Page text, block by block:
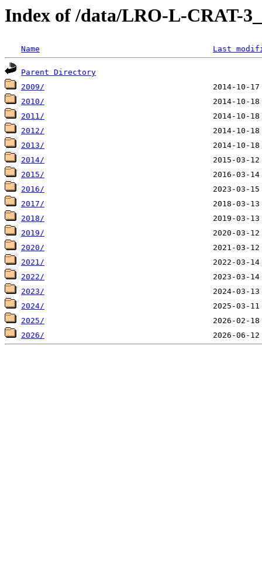
Index of /data/LRO-L-CRAT-
Name Last
Parent Directory
2009/
2010/
2011/
2012/
2013/
2014/
2015/
2016/
2017/
2018/
2019/
2020/
2021/
2022/
2023/
2024/
2025/
2026/